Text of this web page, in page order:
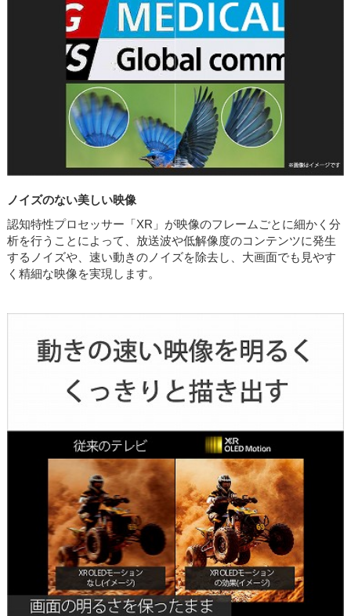
ノイズのない美しい映像
認知特性プロセッサー「XR」が映像のフレームごとに細かく分
析を行うことによって、放送波や低解像度のコンテンツに発生
するノイズや、速い動きのノイズを除去し、大画面でも見やす
く精細な映像を実現します。